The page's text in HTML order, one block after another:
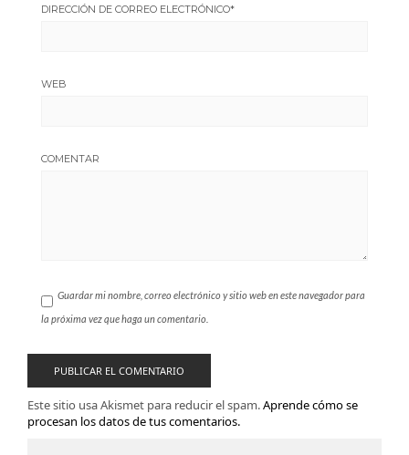
DIRECCIÓN DE CORREO ELECTRÓNICO*
WEB
COMENTAR
Guardar mi nombre, correo electrónico y sitio web en este navegador para
la próxima vez que haga un comentario.
Este sitio usa Akismet para reducir el spam.Aprende cómo se
procesan los datos de tus comentarios.